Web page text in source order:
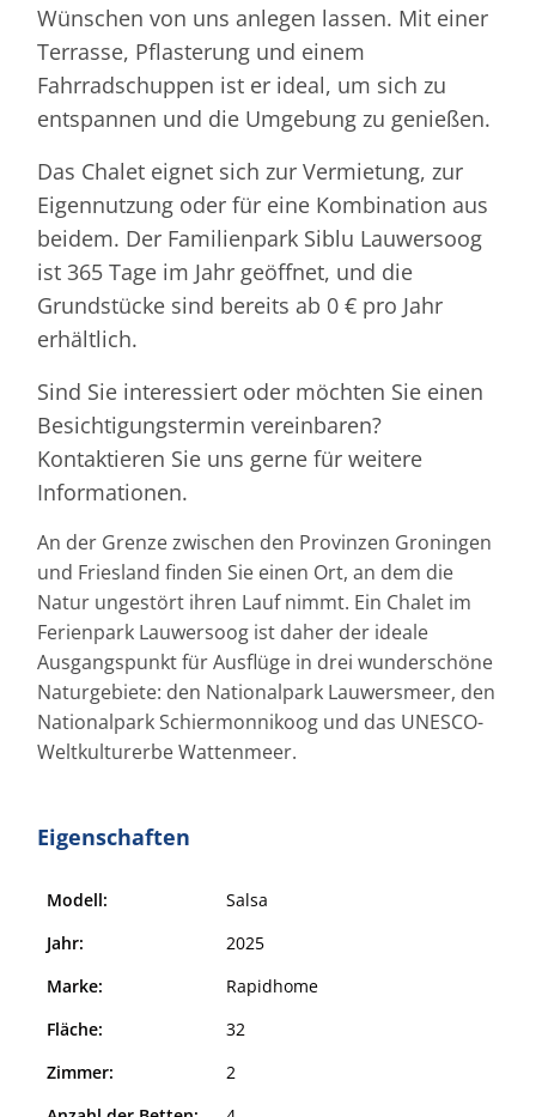
Wünschen von uns anlegen lassen. Mit einer
Terrasse, Pflasterung und einem
Fahrradschuppen ist er ideal, um sich zu
entspannen und die Umgebung zu genießen.
Das Chalet eignet sich zur Vermietung, zur
Eigennutzung oder für eine Kombination aus
beidem. Der Familienpark Siblu Lauwersoog
ist 365 Tage im Jahr geöffnet, und die
Grundstücke sind bereits ab 0 € pro Jahr
erhältlich.
Sind Sie interessiert oder möchten Sie einen
Besichtigungstermin vereinbaren?
Kontaktieren Sie uns gerne für weitere
Informationen.
An der Grenze zwischen den Provinzen Groningen
und Friesland finden Sie einen Ort, an dem die
Natur ungestört ihren Lauf nimmt. Ein Chalet im
Ferienpark Lauwersoog ist daher der ideale
Ausgangspunkt für Ausflüge in drei wunderschöne
Naturgebiete: den Nationalpark Lauwersmeer, den
Nationalpark Schiermonnikoog und das UNESCO-
Weltkulturerbe Wattenmeer.
Eigenschaften
Modell:
Salsa
Jahr:
2025
Marke:
Rapidhome
Fläche:
32
Zimmer:
2